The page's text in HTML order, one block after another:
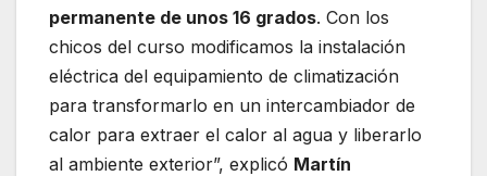
permanente de unos 16 grados. Con los
chicos del curso modificamos la instalación
eléctrica del equipamiento de climatización
para transformarlo en un intercambiador de
calor para extraer el calor al agua y liberarlo
al ambiente exterior”, explicó Martín